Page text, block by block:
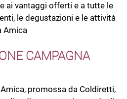
ai vantaggi offerti e a tutte le
le degustazioni e le attività
Amica
CAMPAGNA
promossa da Coldiretti,